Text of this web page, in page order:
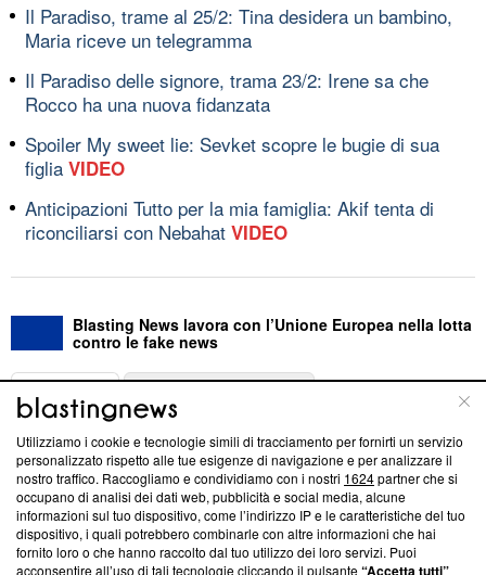
Il Paradiso, trame al 25/2: Tina desidera un bambino,
Maria riceve un telegramma
Il Paradiso delle signore, trama 23/2: Irene sa che
Rocco ha una nuova fidanzata
Spoiler My sweet lie: Sevket scopre le bugie di sua
figlia VIDEO
Anticipazioni Tutto per la mia famiglia: Akif tenta di
riconciliarsi con Nebahat VIDEO
Blasting News lavora con l’Unione Europea nella lotta
contro le fake news
ABOUT
Questa sezione offre informazioni trasparenti su Blasting
News, sui nostri processi editoriali e su come ci impegniamo a
creare news di qualità. Inoltre, afferma la nostra aderenza a
‘Trust Project - News with Integrity’Blasting News non è
ancora membro del programma, ma ha richiesto di farne
parte; Trust Project non ha ancora effettuato una verifica di
Utilizziamo i cookie e tecnologie simili di tracciamento per fornirti un servizio
personalizzato rispetto alle tue esigenze di navigazione e per analizzare il
nostro traffico. Raccogliamo e condividiamo con i nostri 1624partner che si
occupano di analisi dei dati web, pubblicità e social media, alcune
informazioni sul tuo dispositivo, come l’indirizzo IP e le caratteristiche del tuo
dispositivo, i quali potrebbero combinarle con altre informazioni che hai
fornito loro o che hanno raccolto dal tuo utilizzo dei loro servizi. Puoi
acconsentire all’uso di tali tecnologie cliccando il pulsante“Accetta tutti”